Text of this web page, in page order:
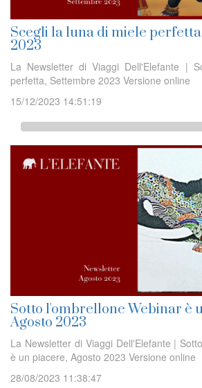
Scegli la luna di miele
2023
La Newsletter di Viaggi Dell'Elefante |
perfetta, Settembre 2023 Versione online
15/12/2023 14:51:19
Sotto l'ombrellone Webinar è
Agosto 2023
La Newsletter di Viaggi Dell'Elefante |
è un piacere, Agosto 2023 Versione online
28/08/2023 11:38:47